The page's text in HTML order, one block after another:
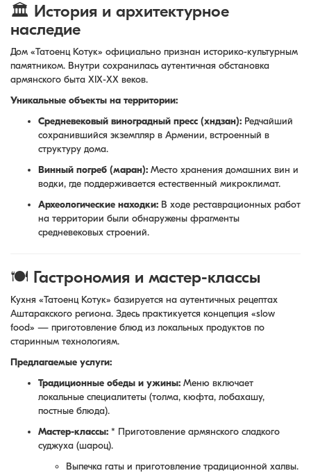
🏛 История и архитектурное
наследие
Дом «Татоенц Котук» официально признан историко-культурным
памятником. Внутри сохранилась аутентичная обстановка
армянского быта XIX-XX веков.
Уникальные объекты на территории:
Средневековый виноградный пресс (хндзан): Редчайший
сохранившийся экземпляр в Армении, встроенный в
структуру дома.
Винный погреб (маран): Место хранения домашних вин и
водки, где поддерживается естественный микроклимат.
Археологические находки: В ходе реставрационных работ
на территории были обнаружены фрагменты
средневековых строений.
🍽 Гастрономия и мастер-классы
Кухня «Татоенц Котук» базируется на аутентичных рецептах
Аштаракского региона. Здесь практикуется концепция «slow
food» — приготовление блюд из локальных продуктов по
старинным технологиям.
Предлагаемые услуги:
Традиционные обеды и ужины: Меню включает
локальные специалитеты (толма, кюфта, лобахашу,
постные блюда).
Мастер-классы: * Приготовление армянского сладкого
суджуха (шароц).
Выпечка гаты и приготовление традиционной халвы.